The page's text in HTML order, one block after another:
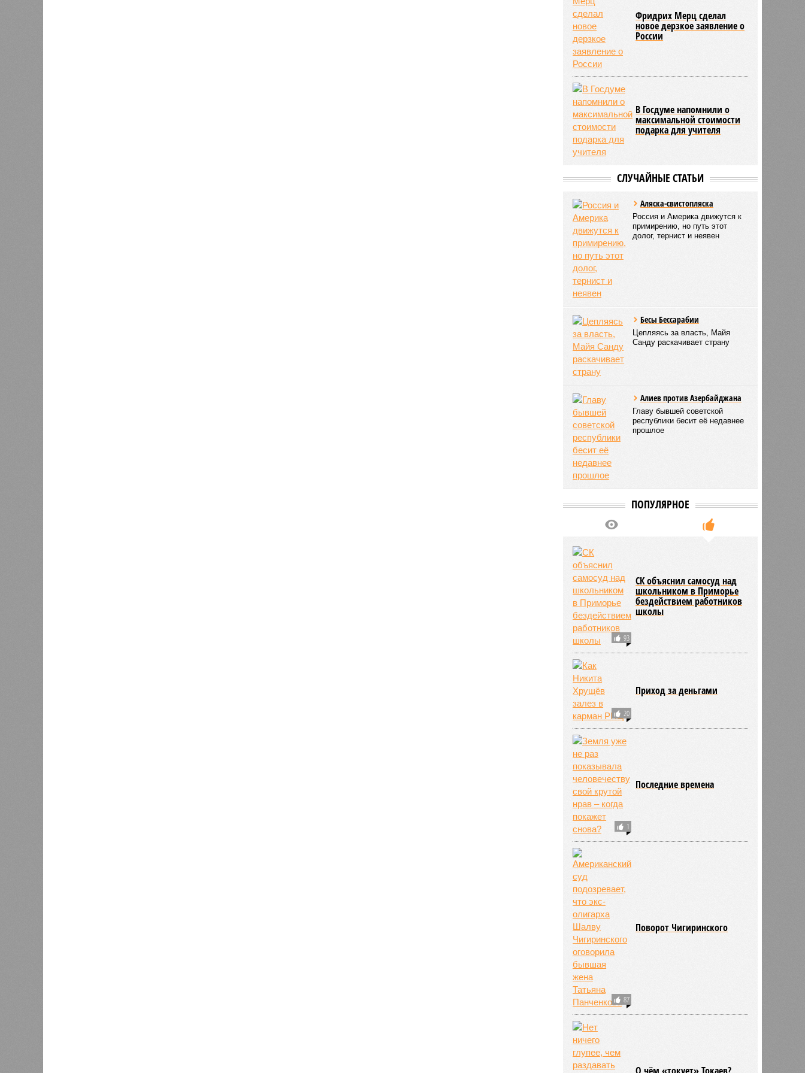
Фридрих Мерц сделал
новое дерзкое заявление о
России
В Госдуме напомнили о
максимальной стоимости
подарка для учителя
СЛУЧАЙНЫЕ СТАТЬИ
Аляска-свистопляска
Россия и Америка движутся к
примирению, но путь этот
долог, тернист и неявен
Бесы Бессарабии
Цепляясь за власть, Майя
Санду раскачивает страну
Алиев против Азербайджана
Главу бывшей советской
республики бесит её недавнее
прошлое
ПОПУЛЯРНОЕ
93
СК объяснил самосуд над
школьником в Приморье
бездействием работников
школы
20
Приход за деньгами
1
Последние времена
87
Поворот Чигиринского
О чём «токует» Токаев?